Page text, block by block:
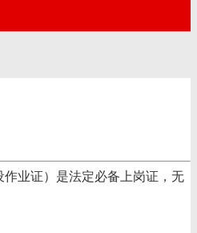
业证）是法定必备上岗证，无